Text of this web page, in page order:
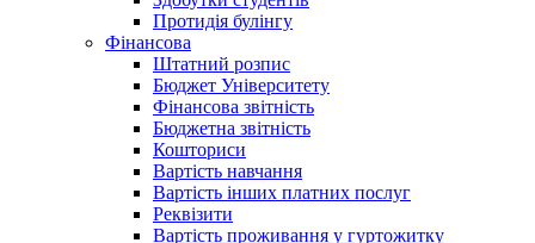
Протидія булінгу
Фінансова
Штатний розпис
Бюджет Університету
Фінансова звітність
Бюджетна звітність
Кошториси
Вартість навчання
Вартість інших платних послуг
Реквізити
Вартість проживання у гуртожитку